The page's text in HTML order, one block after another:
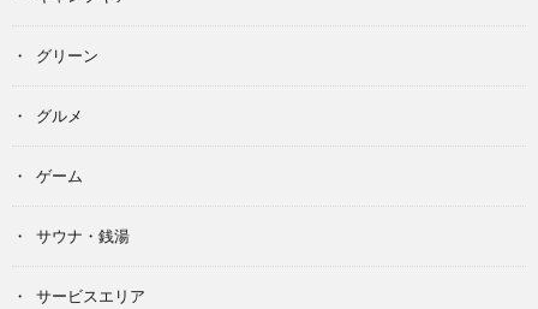
グリーン
グルメ
ゲーム
サウナ・銭湯
サービスエリア